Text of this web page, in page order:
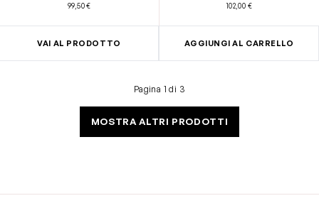
99,50 €
VAI AL PRODOTTO
102,00 €
AGGIUNGI AL CARRELLO
Pagina 1 di 3
MOSTRA ALTRI PRODOTTI